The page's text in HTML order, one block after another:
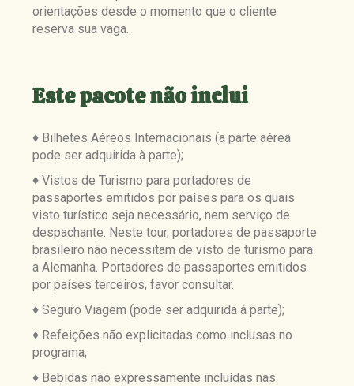
orientações desde o momento que o cliente
reserva sua vaga.
Este pacotenãoinclui
♦ Bilhetes Aéreos Internacionais (a parte aérea
pode ser adquirida à parte);
♦ Vistos de Turismo para portadores de
passaportes emitidos por países para os quais
visto turístico seja necessário, nem serviço de
despachante. Neste tour, portadores de passaporte
brasileiro não necessitam de visto de turismo para
a Alemanha. Portadores de passaportes emitidos
por países terceiros, favor consultar.
♦ Seguro Viagem (pode ser adquirida à parte);
♦ Refeições não explicitadas como inclusas no
programa;
♦ Bebidas não expressamente incluídas nas